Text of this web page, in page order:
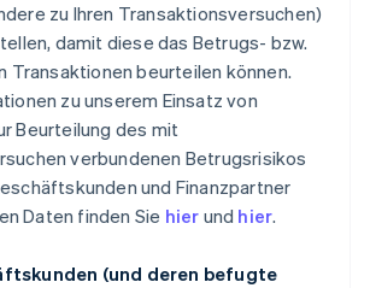
zu Ihren Transaktionsversuchen)
damit diese das Betrugs- bzw.
Transaktionen beurteilen können.
zu unserem Einsatz von
Beurteilung des mit
verbundenen Betrugsrisikos
und Finanzpartner
Daten finden Sie hier und hier.
(und deren befugte